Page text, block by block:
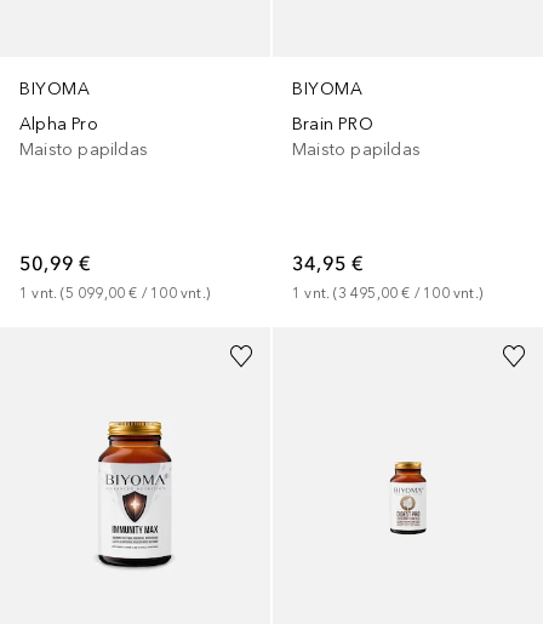
BIYOMA
Alpha Pro
Maisto papildas
50,99 €
1 vnt. (5 099,00 € / 100 vnt.)
BIYOMA
Brain PRO
Maisto papildas
34,95 €
1 vnt. (3 495,00 € / 100 vnt.)